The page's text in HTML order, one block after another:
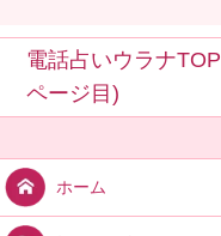
電話占いウラナTOP
ページ目)
ホーム